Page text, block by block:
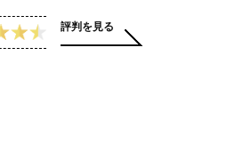
評判を見る